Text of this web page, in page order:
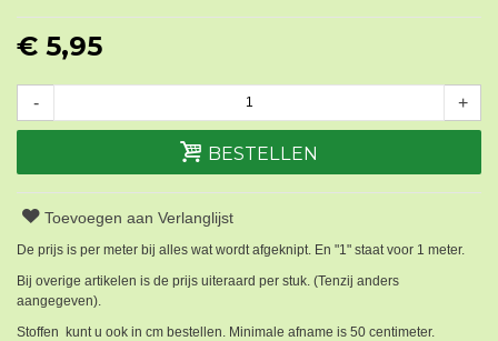
€ 5,95
- +
BESTELLEN
Toevoegen aan Verlanglijst
De prijs is per meter bij alles wat wordt afgeknipt. En "1" staat voor 1 meter.
Bij overige artikelen is de prijs uiteraard per stuk. (Tenzij anders
aangegeven).
Stoffen kunt u ook in cm bestellen. Minimale afname is 50 centimeter.